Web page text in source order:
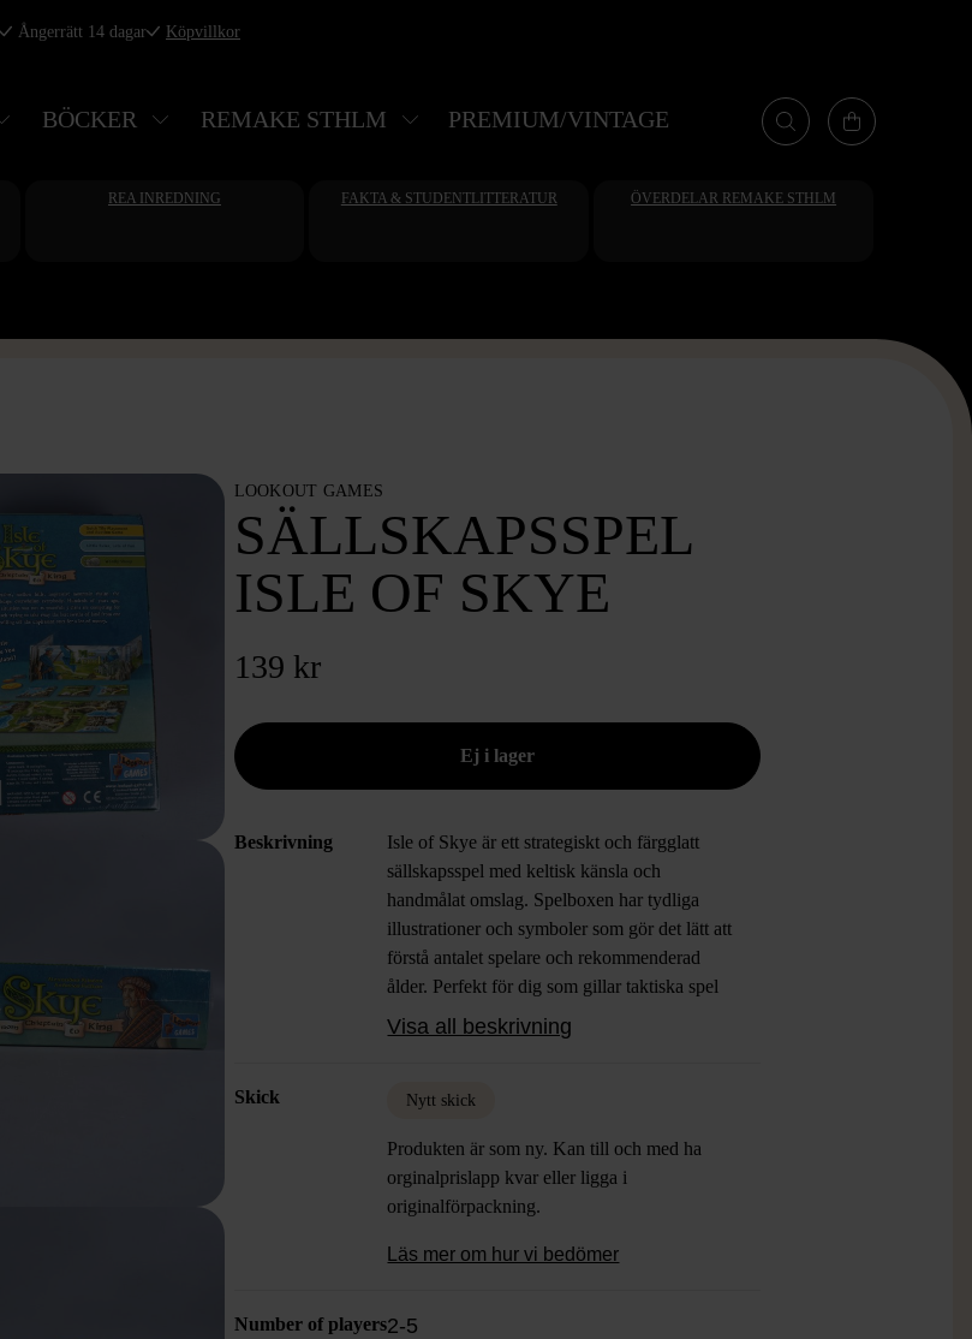
Ångerrätt 14 dagar Köpvillkor
BÖCKER REMAKE STHLM PREMIUM/VINTAGE
REA INREDNING FAKTA & STUDENTLITTERATUR ÖVERDELAR REMAKE STHLM
LOOKOUT GAMES
SÄLLSKAPSSPEL
ISLE OF SKYE
139 kr
Beskrivning
Isle of Skye är ett strategiskt och färgglatt
sällskapsspel med keltisk känsla och
handmålat omslag. Spelboxen har tydliga
illustrationer och symboler som gör det lätt att
förstå antalet spelare och rekommenderad
ålder. Perfekt för dig som gillar taktiska spel
med ett klassiskt men ändå lekfullt uttryck.
Visa all beskrivning
Skick Nytt skick
Produkten är som ny. Kan till och med ha
orginalprislapp kvar eller ligga i
originalförpackning.
Läs mer om hur vi bedömer
Number of players2-5